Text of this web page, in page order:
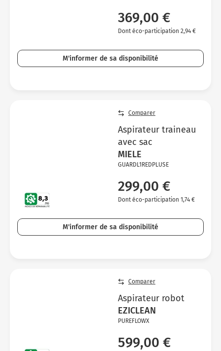
369,00 €
Dont éco-participation 2,94 €
M'informer de sa disponibilité
Comparer
Aspirateur traineau
avec sac
MIELE
GUARDL1REDPLUSE
299,00 €
Dont éco-participation 1,74 €
M'informer de sa disponibilité
Comparer
Aspirateur robot
EZICLEAN
PUREFLOWX
599,00 €